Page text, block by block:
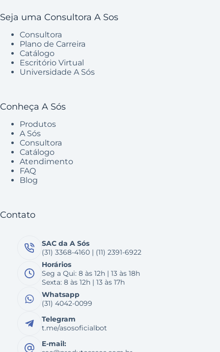
Seja uma Consultora A Sos
Consultora
Plano de Carreira
Catálogo
Escritório Virtual
Universidade A Sós
Conheça A Sós
Produtos
A Sós
Consultora
Catálogo
Atendimento
FAQ
Blog
Contato
SAC da A Sós
(31) 3368-4160 | (11) 2391-6922
Horários
Seg a Qui: 8 às 12h | 13 às 18h
Sexta: 8 às 12h | 13 às 17h
Whatsapp
(31) 4042-0099
Telegram
t.me/asosoficialbot
E-mail: